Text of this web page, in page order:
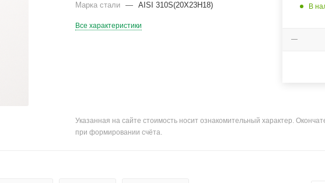
Марка стали
— AISI 310S(20Х23Н18)
Все характеристики
В
Указанная на сайте стоимость носит ознакомительный характер.
при формировании счёта.